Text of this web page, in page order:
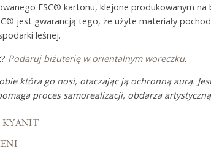
do Bali
FSC® kartonu, klejone produkowanym na
jest gwarancją tego, że użyte materiały
leśnej.
Podaruj biżuterię w orientalnym woreczku.
która go nosi, otaczając ją ochronną aurą.
proces samorealizacji, obdarza
KYANIT